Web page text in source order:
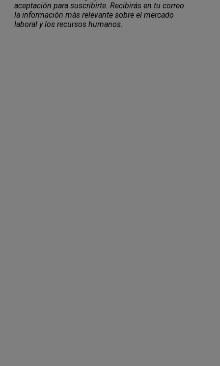
aceptación para suscribirte. Recibirás en tu correo
la información más relevante sobre el mercado
laboral y los recursos humanos.